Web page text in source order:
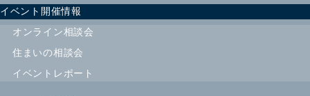
イベント開催情報
オンライン相談会
住まいの相談会
イベントレポート